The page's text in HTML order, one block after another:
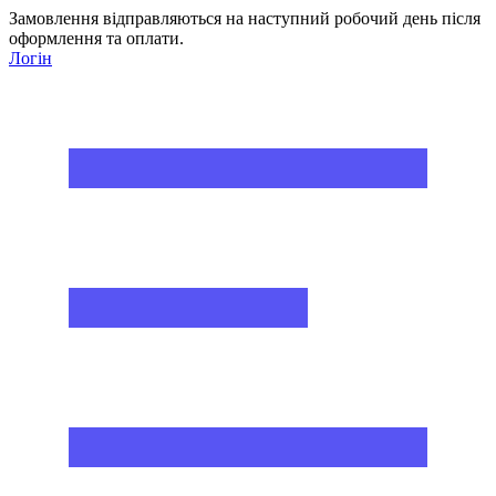
Замовлення відправляються на наступний робочий день після
оформлення та оплати.
Логін